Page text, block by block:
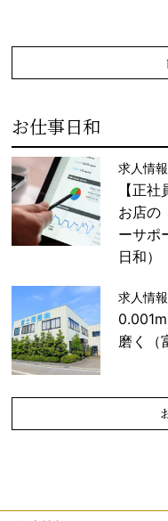
お仕事日和
求人情報
【正
お店の
ーサポ
日和）
求人情報
磨く（